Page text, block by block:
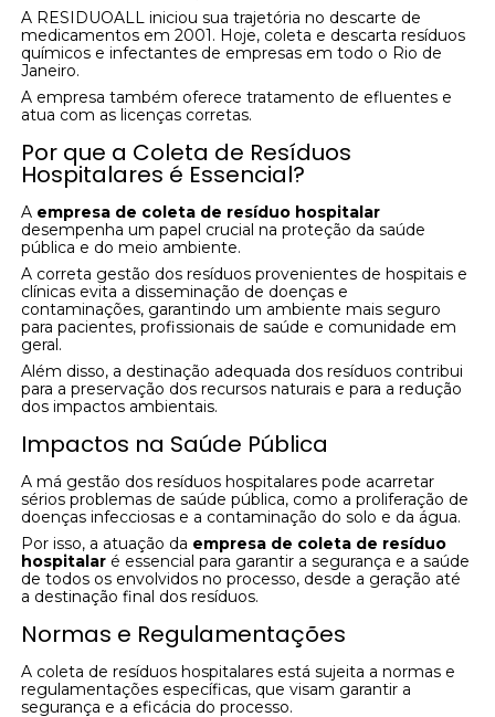
A RESIDUOALL iniciou sua trajetória no descarte de
medicamentos em 2001. Hoje, coleta e descarta resíduos
químicos e infectantes de empresas em todo o Rio de
Janeiro.
A empresa também oferece tratamento de efluentes e
atua com as licenças corretas.
Por que a Coleta de Resíduos
Hospitalares é Essencial?
A empresa de coleta de resíduo hospitalar
desempenha um papel crucial na proteção da saúde
pública e do meio ambiente.
A correta gestão dos resíduos provenientes de hospitais e
clínicas evita a disseminação de doenças e
contaminações, garantindo um ambiente mais seguro
para pacientes, profissionais de saúde e comunidade em
geral.
Além disso, a destinação adequada dos resíduos contribui
para a preservação dos recursos naturais e para a redução
dos impactos ambientais.
Impactos na Saúde Pública
A má gestão dos resíduos hospitalares pode acarretar
sérios problemas de saúde pública, como a proliferação de
doenças infecciosas e a contaminação do solo e da água.
Por isso, a atuação da empresa de coleta de resíduo
hospitalar é essencial para garantir a segurança e a saúde
de todos os envolvidos no processo, desde a geração até
a destinação final dos resíduos.
Normas e Regulamentações
A coleta de resíduos hospitalares está sujeita a normas e
regulamentações específicas, que visam garantir a
segurança e a eficácia do processo.